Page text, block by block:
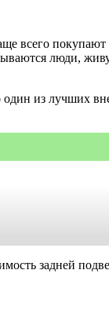
всего
люди,
один из лучших
задней